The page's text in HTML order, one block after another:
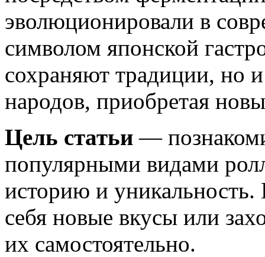
эволюционировали в
символом японской
сохраняют традиции, но
народов, приобретая
Цель статьи —
популярными видами
историю и
себя новые вкусы или
их самостоятельно.